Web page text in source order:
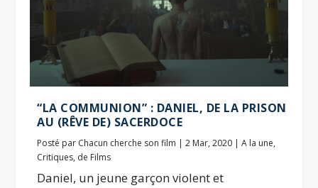
“LA COMMUNION” : DANIEL, DE LA PRISON
AU (RÊVE DE) SACERDOCE
Posté par Chacun cherche son film |2 Mar, 2020 |A la une,
Critiques, de Films
Daniel, un jeune garçon violent et